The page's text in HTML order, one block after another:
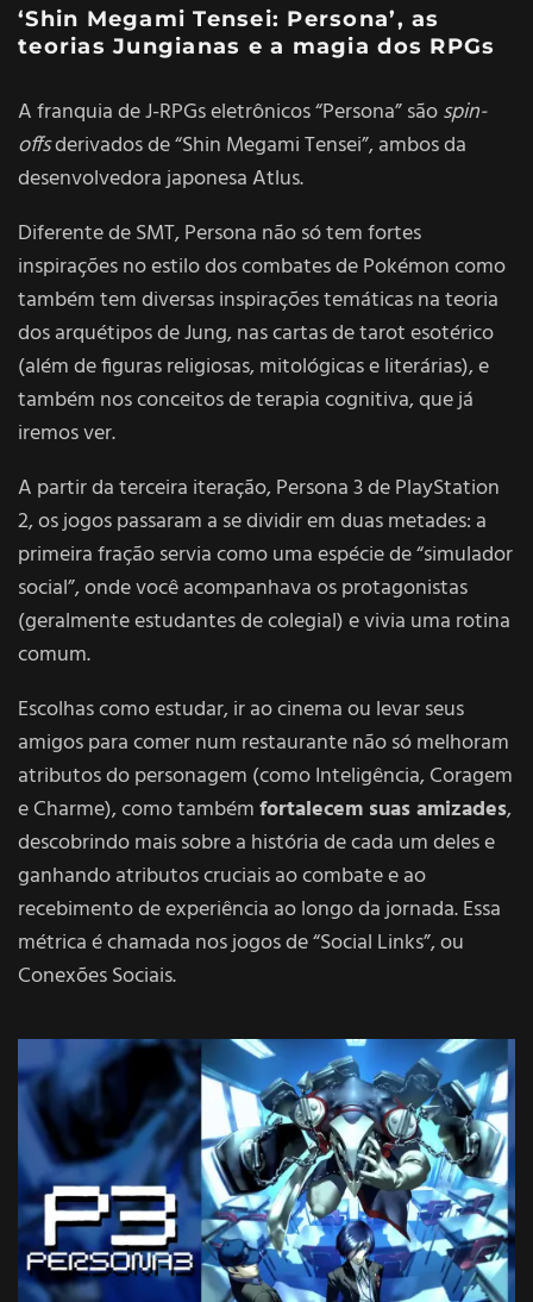
‘Shin Megami Tensei: Persona’, as
teorias Jungianas e a magia dos RPGs
A franquia de J-RPGs eletrônicos “Persona” sãospin-
offsderivados de “Shin Megami Tensei”, ambos da
desenvolvedora japonesa Atlus.
Diferente de SMT, Persona não só tem fortes
inspirações no estilo dos combates de Pokémon como
também tem diversas inspirações temáticas na teoria
dos arquétipos de Jung, nas cartas de tarot esotérico
(além de figuras religiosas, mitológicas e literárias), e
também nos conceitos de terapia cognitiva, que já
iremos ver.
A partir da terceira iteração, Persona 3 de PlayStation
2, os jogos passaram a se dividir em duas metades: a
primeira fração servia como uma espécie de “simulador
social”, onde você acompanhava os protagonistas
(geralmente estudantes de colegial) e vivia uma rotina
comum.
Escolhas como estudar, ir ao cinema ou levar seus
amigos para comer num restaurante não só melhoram
atributos do personagem (como Inteligência, Coragem
e Charme), como tambémfortalecem suas amizades,
descobrindo mais sobre a história de cada um deles e
ganhando atributos cruciais ao combate e ao
recebimento de experiência ao longo da jornada. Essa
métrica é chamada nos jogos de “Social Links”, ou
Conexões Sociais.